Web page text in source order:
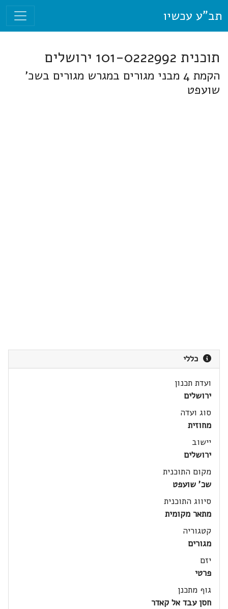
תב"ע עכשיו
תוכנית 101-0222992 ירושלים
הקמת 4 מבני מגורים במגרש מגורים בשכ'
שועפט
כללי
ועדת תכנון
ירושלים
סוג ועדה
מחוזית
יישוב
ירושלים
מקום התוכנית
שכ' שועפט
סיווג התוכנית
מתאר מקומית
קטגוריה
מגורים
יזם
פרטי
גוף מתכנן
חסן עבד אל קאדר